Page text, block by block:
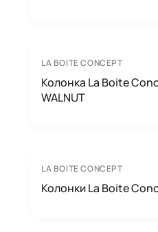
LA BOITE CONCEPT
Колонка La Boite
WALNUT
LA BOITE CONCEPT
Колонки La Boite